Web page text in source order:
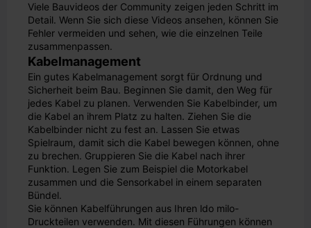
Viele Bauvideos der Community zeigen jeden Schritt im
Detail. Wenn Sie sich diese Videos ansehen, können Sie
Fehler vermeiden und sehen, wie die einzelnen Teile
zusammenpassen.
Kabelmanagement
Ein gutes Kabelmanagement sorgt für Ordnung und
Sicherheit beim Bau. Beginnen Sie damit, den Weg für
jedes Kabel zu planen. Verwenden Sie Kabelbinder, um
die Kabel an ihrem Platz zu halten. Ziehen Sie die
Kabelbinder nicht zu fest an. Lassen Sie etwas
Spielraum, damit sich die Kabel bewegen können, ohne
zu brechen. Gruppieren Sie die Kabel nach ihrer
Funktion. Legen Sie zum Beispiel die Motorkabel
zusammen und die Sensorkabel in einem separaten
Bündel.
Sie können Kabelführungen aus Ihren ldo milo-
Druckteilen verwenden. Mit diesen Führungen können